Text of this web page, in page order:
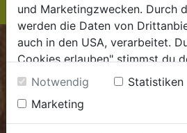
BIOKISTE
Kundenservice
Mo - Do: 8.00 - 16.00 Uhr
und Marketingzwecken. Durch
werden die Daten von
auch in den USA, verarbeitet.
Cookies erlauben" stimmst du
Cookies zu. Unter "Details
Infos zu den unterschiedlichen
auch entscheiden, welche
möchtest.
Notwendig
Statistiken
Marketing